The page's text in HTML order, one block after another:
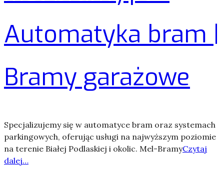
Automatyka bram |
Bramy garażowe
Specjalizujemy się w automatyce bram oraz systemach
parkingowych, oferując usługi na najwyższym poziomie
na terenie Białej Podlaskiej i okolic. Mel-BramyCzytaj
dalej…